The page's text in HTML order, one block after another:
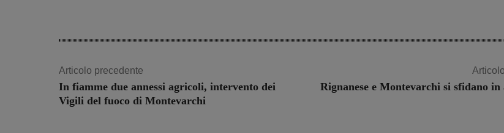
Articolo precedente
In fiamme due annessi agricoli, intervento dei
Vigili del fuoco di Montevarchi
Rignanese e Montevarchi si sfidano in